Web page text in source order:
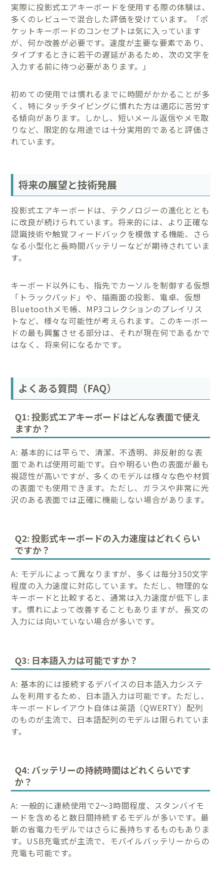
実際に投影式エアキーボードを使用する際の体験は、
多くのレビューで混合した評価を受けています。「ポ
ケットキーボードのコンセプトは気に入っています
が、何か改善が必要です。速度が主要な要素であり、
タイプするときに若干の遅延があるため、次の文字を
入力する前に待つ必要があります。」
初めての使用では慣れるまでに時間がかかることが多
く、特にタッチタイピングに慣れた方は適応に苦労す
る傾向があります。しかし、短いメール返信やメモ取
りなど、限定的な用途では十分実用的であると評価さ
れています。
将来の展望と技術発展
投影式エアキーボードは、テクノロジーの進化ととも
に改良が続けられています。将来的には、より正確な
認識技術や触覚フィードバックを模倣する機能、さら
なる小型化と長時間バッテリーなどが期待されていま
す。
キーボード以外にも、指先でカーソルを制御する仮想
「トラックパッド」や、描画面の投影、電卓、仮想
Bluetoothメモ帳、MP3コレクションのプレイリス
トなど、様々な可能性が考えられます。このキーボー
ドの最も興奮させる部分は、それが現在何であるかで
はなく、将来何になるかです。
よくある質問（FAQ）
Q1: 投影式エアキーボードはどんな表面で使え
ますか？
A: 基本的には平らで、清潔、不透明、非反射的な表
面であれば使用可能です。白や明るい色の表面が最も
視認性が高いですが、多くのモデルは様々な色や材質
の表面でも使用できます。ただし、ガラスや非常に光
沢のある表面では正確に機能しない場合があります。
Q2: 投影式キーボードの入力速度はどれくらい
ですか？
A: モデルによって異なりますが、多くは毎分350文字
程度の入力速度に対応しています。ただし、物理的な
キーボードと比較すると、通常は入力速度が低下しま
す。慣れによって改善することもありますが、長文の
入力には向いていない場合が多いです。
Q3: 日本語入力は可能ですか？
A: 基本的には接続するデバイスの日本語入力システ
ムを利用するため、日本語入力は可能です。ただし、
キーボードレイアウト自体は英語（QWERTY）配列
のものが主流で、日本語配列のモデルは限られていま
す。
Q4: バッテリーの持続時間はどれくらいです
か？
A: 一般的に連続使用で2〜3時間程度、スタンバイモ
ードを含めると数日間持続するモデルが多いです。最
新の省電力モデルではさらに長持ちするものもありま
す。USB充電式が主流で、モバイルバッテリーからの
充電も可能です。